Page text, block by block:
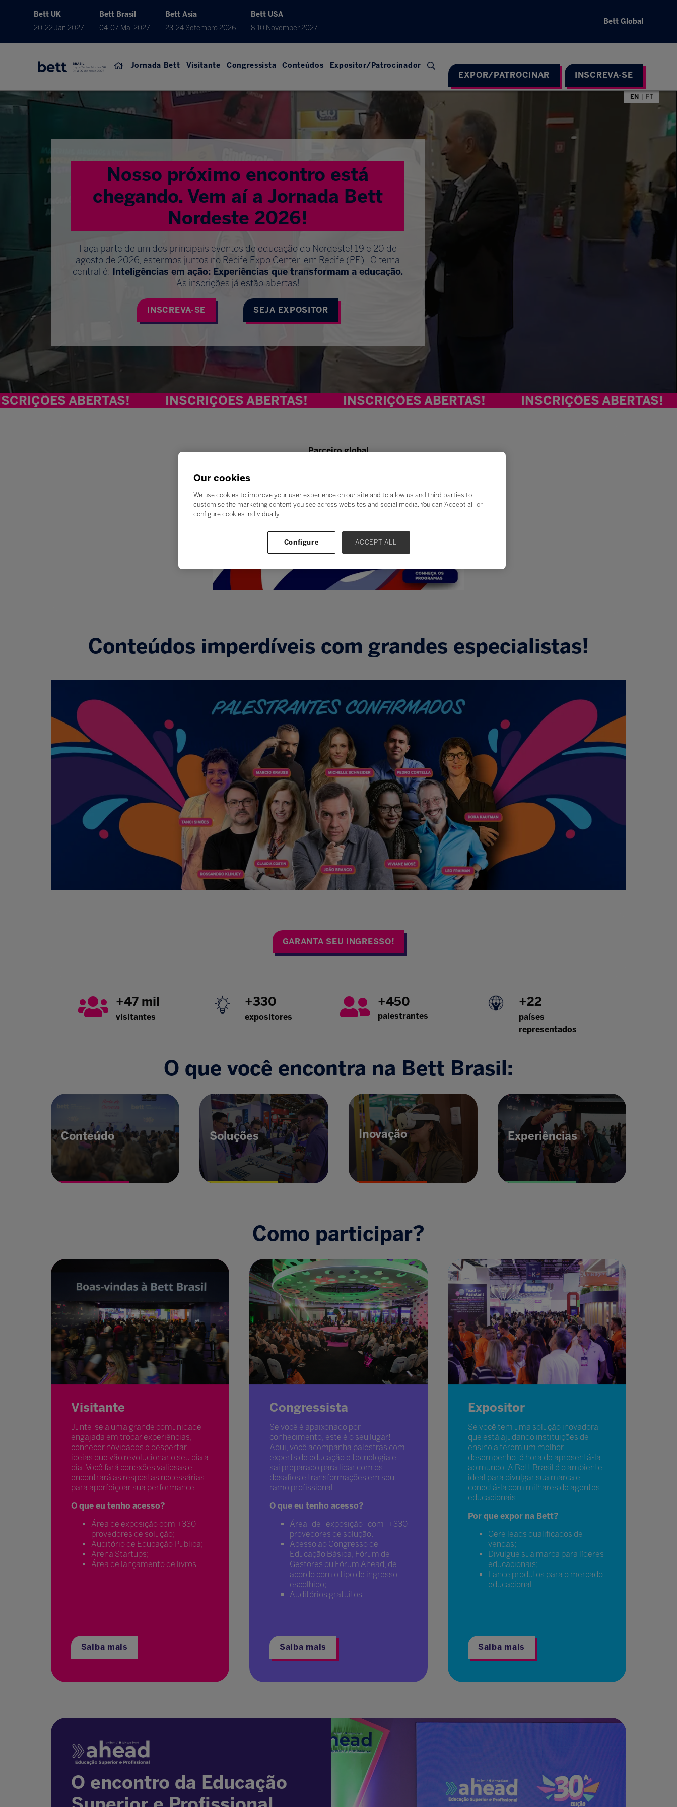
Bett UK
20-22 Jan 2027
Bett Brasil
04-07 Mai 2027
Bett Asia
23-24 Setembro 2026
Bett USA
8-10 November 2027
Bett Global
Jornada Bett Visitante Congressista Conteúdos Expositor/Patrocinador
EXPOR/PATROCINAR INSCREVA-SE
EN PT
Nosso próximo encontro está
chegando. Vem aí a Jornada Bett
Nordeste 2026!
Faça parte de um dos principais eventos de educação do Nordeste! 19 e 20 de
agosto de 2026, estermos juntos no Recife Expo Center, em Recife (PE). O tema
central é: Inteligências em ação: Experiências que transformam a educação.
As inscrições já estão abertas!
INSCREVA-SE SEJA EXPOSITOR
ABERTAS! INSCRIÇÕES ABERTAS! INSCRIÇÕES ABERTAS! INSCRIÇÕES ABERTAS!
Parceiro global
Conteúdos imperdíveis com grandes especialistas!
GARANTA SEU INGRESSO!
+47 mil
visitantes
+330
expositores
+450
palestrantes
+22
países
representados
O que você encontra na Bett Brasil:
Conteúdo Soluções Inovação Experiências
Como participar?
Visitante
Junte-se a uma grande comunidade
engajada em trocar experiências,
conhecer novidades e despertar
ideias que vão revolucionar o seu dia a
dia. Você fará conexões valiosas e
encontrará as respostas necessárias
para aperfeiçoar sua performance.
O que eu tenho acesso?
Área de exposição com +330
provedores de solução;
Auditório de Educação Publica;
Arena Startups;
Área de lançamento de livros.
Saiba mais
Congressista
Se você é apaixonado por
conhecimento, este é o seu lugar!
Aqui, você acompanha palestras com
experts de educação e tecnologia e
sai preparado para lidar com os
desafios e transformações em seu
ramo profissional.
O que eu tenho acesso?
Área de exposição com +330
provedores de solução.
Acesso ao Congresso de
Educação Básica, Fórum de
Gestores ou Fórum Ahead, de
acordo com o tipo de ingresso
escolhido;
Auditórios gratuitos.
Saiba mais
Expositor
Se você tem uma solução inovadora
que está ajudando instituições de
ensino a terem um melhor
desempenho, é hora de apresentá-la
ao mundo. A Bett Brasil é o ambiente
ideal para divulgar sua marca e
conectá-la com milhares de agentes
educacionais.
Por que expor na Bett?
Gere leads qualificados de
vendas;
Divulgue sua marca para líderes
educacionais;
Lance produtos para o mercado
educacional
Saiba mais
O encontro da Educação
Our cookies
We use cookies to improve your user experience on our site and to allow us and third parties to
customise the marketing content you see across websites and social media. You can ‘Accept all’ or
configure cookies individually.
Configure ACCEPT ALL